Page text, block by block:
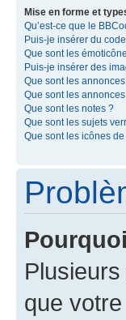
Mise en forme et
Qu’est-ce que le
Puis-je insérer du
Que sont les
Puis-je insérer des
Que sont les
Que sont les
Que sont les notes ?
Que sont les sujets
Que sont les icônes
que